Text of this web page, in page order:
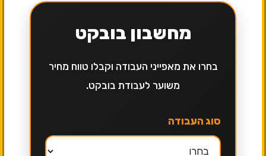
מחשבון בובקט
בחרו את מאפייני העבודה וקבלו טווח מחיר
משוער לעבודת בובקט.
סוג העבודה